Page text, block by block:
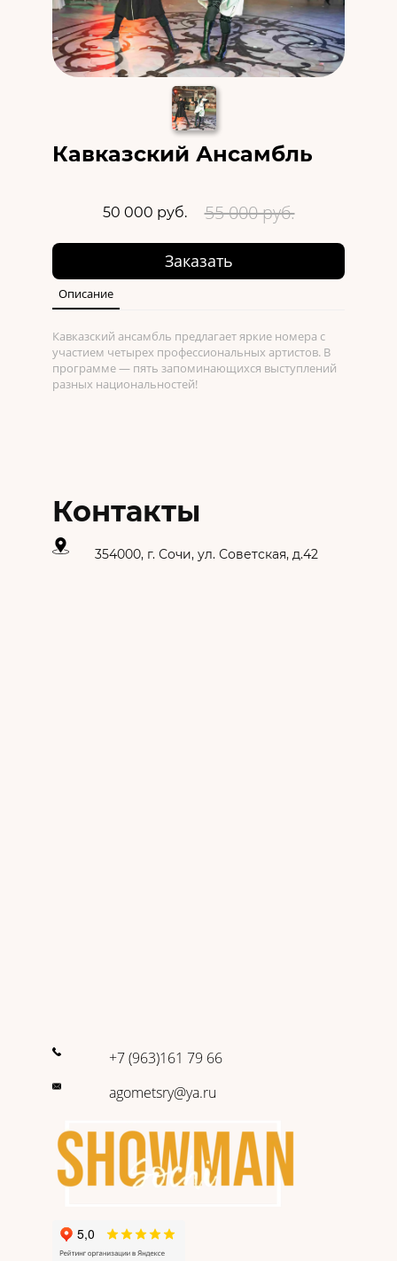
Кавказский Ансамбль
50 000 руб. 55 000 руб.
Заказать
Описание
Кавказский ансамбль предлагает яркие номера с
участием четырех профессиональных артистов. В
программе — пять запоминающихся выступлений
разных национальностей!
Контакты
354000, г. Сочи, ул. Советская, д.42
+7 (963)161 79 66
agometsry@ya.ru